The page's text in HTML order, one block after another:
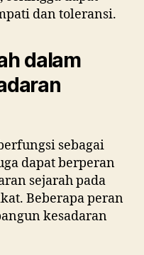
dan toleransi.
dalam
sebagai
dapat berperan
sejarah pada
Beberapa peran
kesadaran